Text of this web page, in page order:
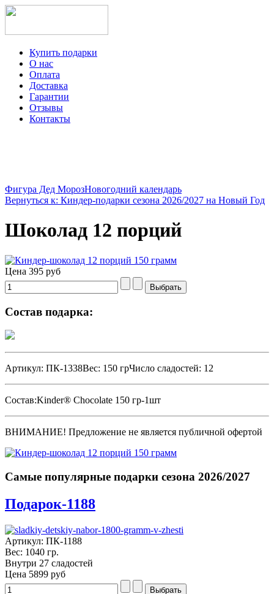
Купить подарки
О нас
Оплата
Доставка
Гарантии
Отзывы
Контакты
Фигура Дед МорозНовогодний календарь
Вернуться к: Киндер-подарки сезона 2026/2027 на Новый Год
Шоколад 12 порций
Цена 395 руб
Состав подарка:
Артикул: ПК-1338Вес: 150 грЧисло сладостей: 12
Состав:Kinder® Chocolate 150 гр-1шт
ВНИМАНИЕ! Предложение не является публичной офертой
Самые популярные подарки сезона 2026/2027
Подарок-1188
Артикул: ПК-1188
Вес: 1040 гр.
Внутри 27 сладостей
Цена 5899 руб